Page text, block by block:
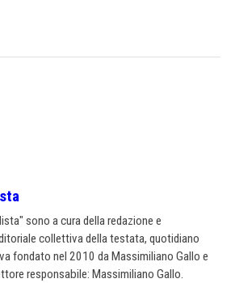
sono a cura della redazione e
collettiva della testata, quotidiano
fondato nel 2010 da Massimiliano Gallo e
responsabile: Massimiliano Gallo.